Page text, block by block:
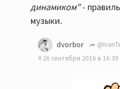
динамиком"-
музыки.
dvorbor
26 сентября 2016 в 16:39